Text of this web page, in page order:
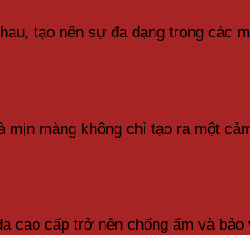
tạo nên sự đa dạng trong các
màng không chỉ tạo ra một
cấp trở nên chống ẩm và bảo